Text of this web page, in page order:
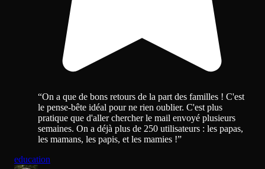
“On a que de bons retours de la part des familles ! C'est
le pense-bête idéal pour ne rien oublier. C'est plus
pratique que d'aller chercher le mail envoyé plusieurs
semaines. On a déjà plus de 250 utilisateurs : les papas,
les mamans, les papis, et les mamies !”
education